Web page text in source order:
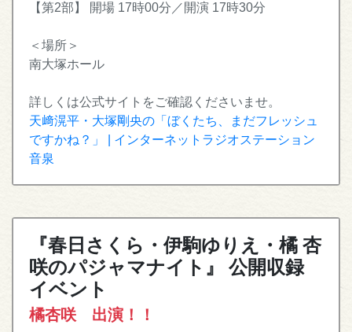
【第2部】 開場 17時00分／開演 17時30分
＜場所＞
南大塚ホール
詳しくは公式サイトをご確認くださいませ。
天﨑滉平・大塚剛央の「ぼくたち、まだフレッシュ
ですかね？」 | インターネットラジオステーション
音泉
『春日さくら・伊駒ゆりえ・橘 杏
咲のパジャマナイト』 公開収録
イベント
橘杏咲 出演！！